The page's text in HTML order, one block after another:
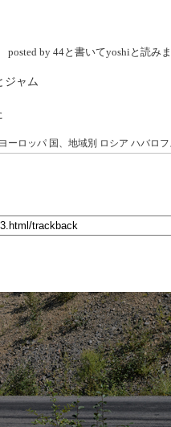
posted by 44と書いてyoshiと読みま
ジャム
ヨーロッパ 国、地域別 ロシア ハバロ